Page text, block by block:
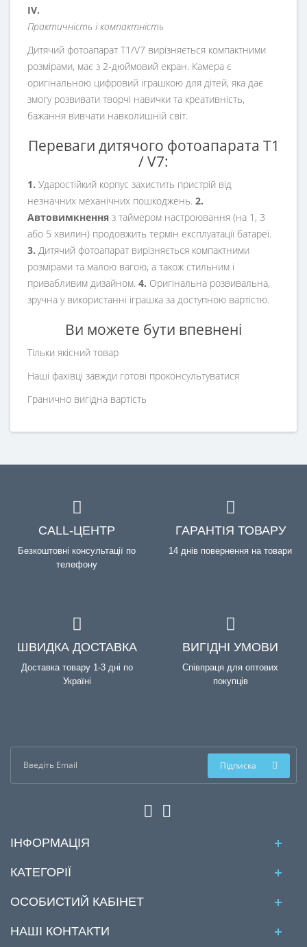
IV.
Практичність і компактність
Дитячий фотоапарат T1/V7 вирізняється компактними
розмірами, має з 2-дюймовий екран. Камера є
оригінальною цифровий іграшкою для дітей, яка дає
змогу розвивати творчі навички та креативність,
бажання вивчати навколишній світ.
Переваги дитячого фотоапарата T1
/ V7:
1. Ударостійкий корпус захистить пристрій від
незначних механічних пошкоджень. 2.
Автовимкнення з таймером настроювання (на 1, 3
або 5 хвилин) продовжить термін експлуатації батареї.
3. Дитячий фотоапарат вирізняється компактними
розмірами та малою вагою, а також стильним і
привабливим дизайном. 4. Оригінальна розвивальна,
зручна у використанні іграшка за доступною вартістю.
Ви можете бути впевнені
Тільки якісний товар
Наші фахівці завжди готові проконсультуватися
Гранично вигідна вартість
CALL-ЦЕНТР
Безкоштовні консультації по
телефону
ГАРАНТІЯ ТОВАРУ
14 днів повернення на товари
ШВИДКА ДОСТАВКА
Доставка товару 1-3 дні по
Україні
ВИГІДНІ УМОВИ
Співпраця для оптових
покупців
Підписка
ІНФОРМАЦІЯ
КАТЕГОРІЇ
ОСОБИСТИЙ КАБІНЕТ
НАШІ КОНТАКТИ